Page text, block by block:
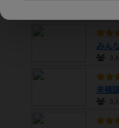
みん
3
未確
3